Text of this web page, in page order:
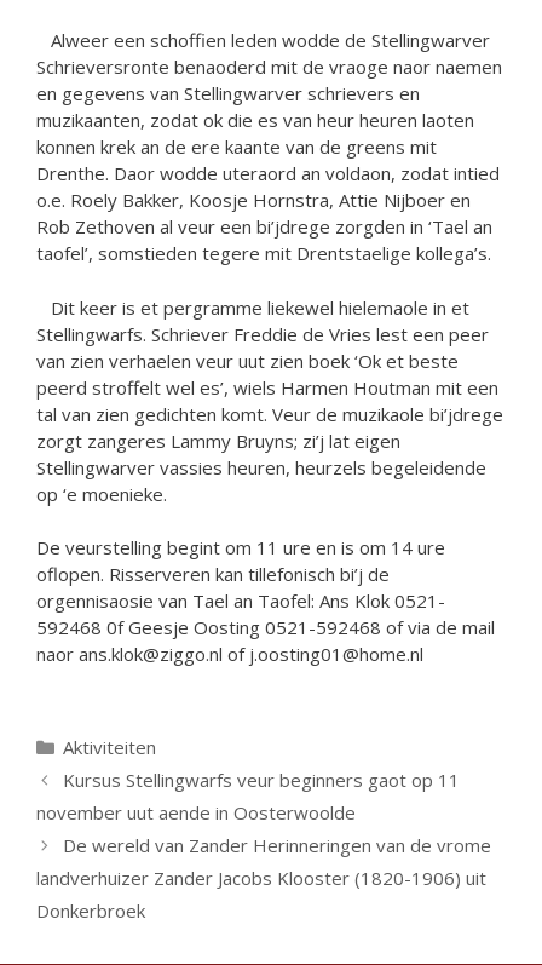
Alweer een schoffien leden wodde de Stellingwarver
Schrieversronte benaoderd mit de vraoge naor naemen
en gegevens van Stellingwarver schrievers en
muzikaanten, zodat ok die es van heur heuren laoten
konnen krek an de ere kaante van de greens mit
Drenthe. Daor wodde uteraord an voldaon, zodat intied
o.e. Roely Bakker, Koosje Hornstra, Attie Nijboer en
Rob Zethoven al veur een bi’jdrege zorgden in ‘Tael an
taofel’, somstieden tegere mit Drentstaelige kollega’s.
Dit keer is et pergramme liekewel hielemaole in et
Stellingwarfs. Schriever Freddie de Vries lest een peer
van zien verhaelen veur uut zien boek ‘Ok et beste
peerd stroffelt wel es’, wiels Harmen Houtman mit een
tal van zien gedichten komt. Veur de muzikaole bi’jdrege
zorgt zangeres Lammy Bruyns; zi’j lat eigen
Stellingwarver vassies heuren, heurzels begeleidende
op ‘e moenieke.
De veurstelling begint om 11 ure en is om 14 ure
oflopen. Risserveren kan tillefonisch bi’j de
orgennisaosie van Tael an Taofel: Ans Klok 0521-
592468 0f Geesje Oosting 0521-592468 of via de mail
naor ans.klok@ziggo.nl of j.oosting01@home.nl
Categorieën
Aktiviteiten
Kursus Stellingwarfs veur beginners gaot op 11
november uut aende in Oosterwoolde
De wereld van Zander Herinneringen van de vrome
landverhuizer Zander Jacobs Klooster (1820-1906) uit
Donkerbroek